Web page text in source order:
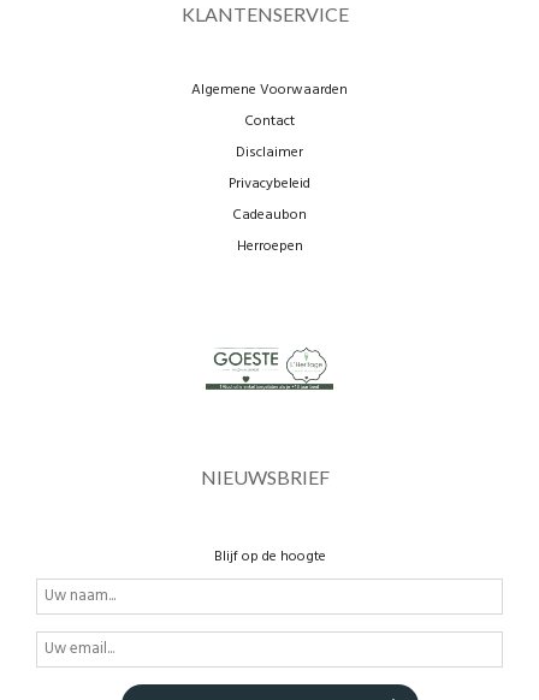
KLANTENSERVICE
Algemene Voorwaarden
Contact
Disclaimer
Privacybeleid
Cadeaubon
Herroepen
NIEUWSBRIEF
Blijf op de hoogte